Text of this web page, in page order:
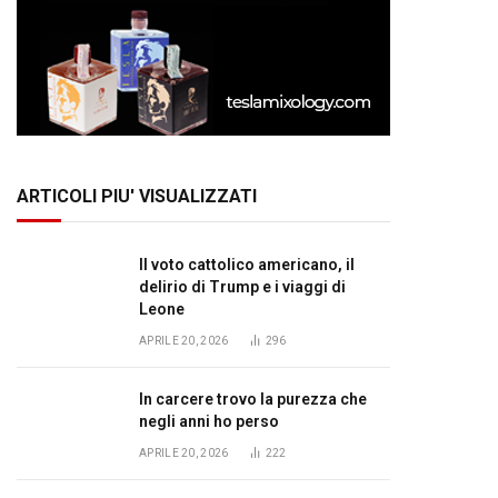
ARTICOLI PIU' VISUALIZZATI
Il voto cattolico americano, il
delirio di Trump e i viaggi di
Leone
APRILE 20, 2026 296
In carcere trovo la purezza che
negli anni ho perso
APRILE 20, 2026 222